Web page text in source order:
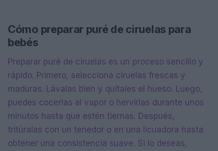
Cómo preparar puré de ciruelas para
bebés
Preparar puré de ciruelas es un proceso sencillo y
rápido. Primero, selecciona ciruelas frescas y
maduras. Lávalas bien y quítales el hueso. Luego,
puedes cocerlas al vapor o hervirlas durante unos
minutos hasta que estén tiernas. Después,
tritúralas con un tenedor o en una licuadora hasta
obtener una consistencia suave. Si lo deseas,